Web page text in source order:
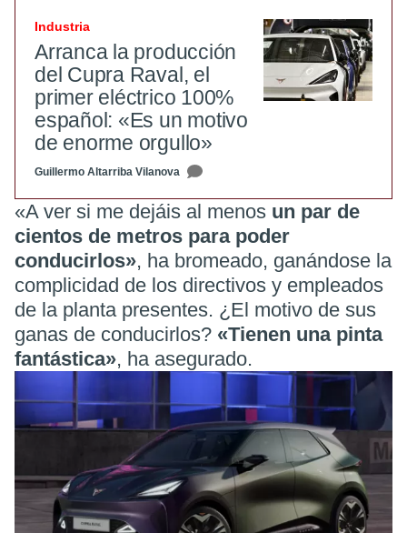
Industria
Arranca la producción
del Cupra Raval, el
primer eléctrico 100%
español: «Es un motivo
de enorme orgullo»
Guillermo Altarriba Vilanova
«A ver si me dejáis al menos un par de
cientos de metros para poder
conducirlos», ha bromeado, ganándose la
complicidad de los directivos y empleados
de la planta presentes. ¿El motivo de sus
ganas de conducirlos? «Tienen una pinta
fantástica», ha asegurado.